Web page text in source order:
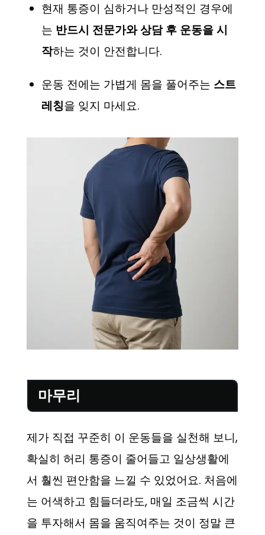
현재 통증이 심하거나 만성적인 경우에
는 반드시 전문가와 상담 후 운동을 시
작하는 것이 안전합니다.
운동 전에는 가볍게 몸을 풀어주는 스트
레칭을 잊지 마세요.
마무리
제가 직접 꾸준히 이 운동들을 실천해 보니,
확실히 허리 통증이 줄어들고 일상생활에
서 훨씬 편안함을 느낄 수 있었어요. 처음에
는 어색하고 힘들더라도, 매일 조금씩 시간
을 투자해서 몸을 움직여주는 것이 정말 큰